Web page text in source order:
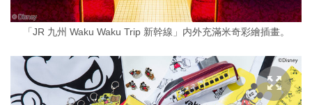
「JR 九州 Waku Waku Trip 新幹線」内外充滿米奇彩繪插畫。